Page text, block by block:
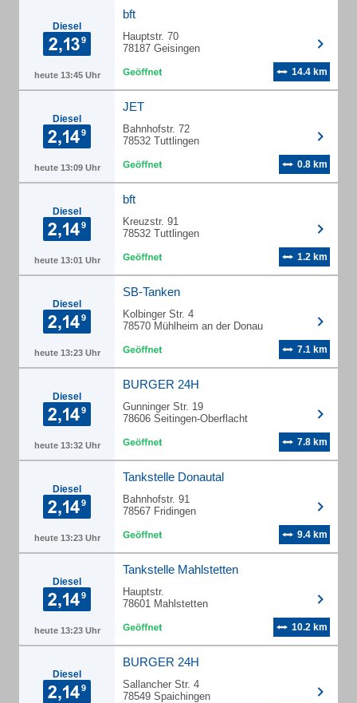
Diesel
heute 13:45 Uhr
bft
Hauptstr. 70
78187 Geisingen
14.4 km
Diesel
heute 13:09 Uhr
JET
Bahnhofstr. 72
78532 Tuttlingen
0.8 km
Diesel
heute 13:01 Uhr
bft
Kreuzstr. 91
78532 Tuttlingen
1.2 km
Diesel
heute 13:23 Uhr
SB-Tanken
Kolbinger Str. 4
78570 Mühlheim an der Donau
7.1 km
Diesel
heute 13:32 Uhr
BURGER 24H
Gunninger Str. 19
78606 Seitingen-Oberflacht
7.8 km
Diesel
heute 13:23 Uhr
Tankstelle Donautal
Bahnhofstr. 91
78567 Fridingen
9.4 km
Diesel
heute 13:23 Uhr
Tankstelle Mahlstetten
Hauptstr.
78601 Mahlstetten
10.2 km
Diesel
BURGER 24H
Sallancher Str. 4
78549 Spaichingen